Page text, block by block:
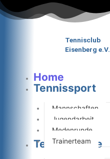
Zum
Inhalt
Tennisclub
Eisenberg e.V.
Home
Tennissport
Mannschaften
Jugendarbeit
Medenrunde
Trainerteam
Tennisanlage